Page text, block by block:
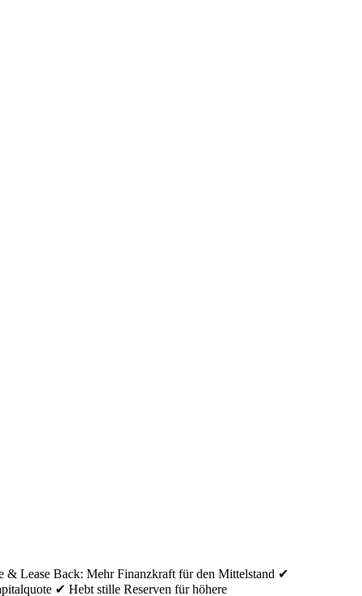
& Lease Back: Mehr Finanzkraft für den Mittelstand ✔
✔ Hebt stille Reserven für höhere